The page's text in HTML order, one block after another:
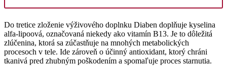
Do tretice zloženie výživového doplnku Diaben doplňuje kyselina
alfa-lipoová, označovaná niekedy ako vitamín B13. Je to dôležitá
zlúčenina, ktorá sa zúčastňuje na mnohých metabolických
procesoch v tele. Ide zároveň o účinný antioxidant, ktorý chráni
tkanivá pred zhubným poškodením a spomaľuje proces starnutia.